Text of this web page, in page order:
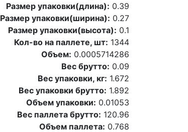
Размер упаковки(длина): 0.39
Размер упаковки(ширина): 0.27
Размер упаковки(высота): 0.1
Кол-во на паллете, шт: 1344
Объем: 0.0005714286
Вес брутто: 0.09
Вес упаковки, кг: 1.672
Вес упаковки брутто: 1.892
Объем упаковки: 0.01053
Вес паллета брутто: 120.96
Объем паллета: 0.768